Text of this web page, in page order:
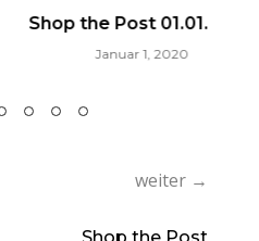
01.01.2020
weiter →